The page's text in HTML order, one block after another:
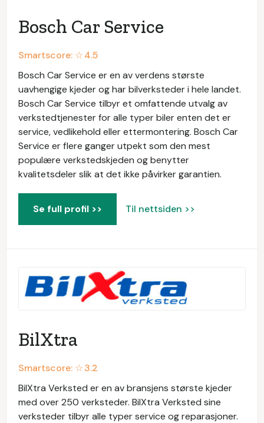
Bosch Car Service
Smartscore: ☆4.5
Bosch Car Service er en av verdens største
uavhengige kjeder og har bilverksteder i hele landet.
Bosch Car Service tilbyr et omfattende utvalg av
verkstedtjenester for alle typer biler enten det er
service, vedlikehold eller ettermontering. Bosch Car
Service er flere ganger utpekt som den mest
populære verkstedskjeden og benytter
kvalitetsdeler slik at det ikke påvirker garantien.
Se full profil >> Til nettsiden >>
BilXtra
Smartscore: ☆3.2
BilXtra Verksted er en av bransjens største kjeder
med over 250 verksteder. BilXtra Verksted sine
verksteder tilbyr alle typer service og reparasjoner.